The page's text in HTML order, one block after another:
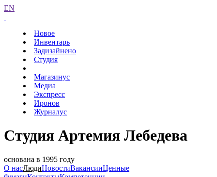
EN
Новое
Инвентарь
Задизайнено
Студия
Магазинус
Медиа
Экспресс
Иронов
Журналус
Студия Артемия Лебедева
основана в 1995 году
О насЛюдиНовостиВакансииЦенные